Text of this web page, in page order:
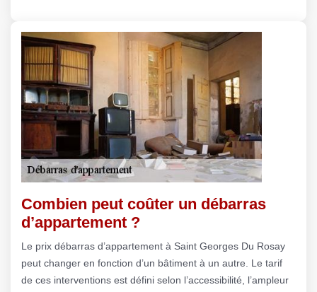
Combien peut coûter un débarras
d’appartement ?
Le prix débarras d’appartement à Saint Georges Du Rosay
peut changer en fonction d’un bâtiment à un autre. Le tarif
de ces interventions est défini selon l’accessibilité, l’ampleur